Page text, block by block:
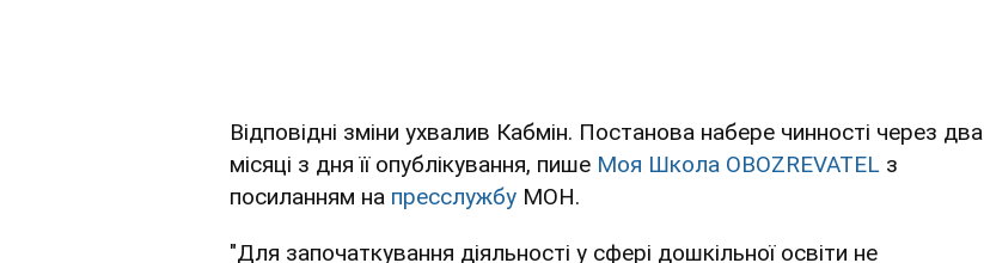
Відповідні зміни ухвалив Кабмін. Постанова набере чинності через два
місяці з дня її опублікування, пише Моя Школа OBOZREVATEL з
посиланням на пресслужбу МОН.
"Для започаткування діяльності у сфері дошкільної освіти не